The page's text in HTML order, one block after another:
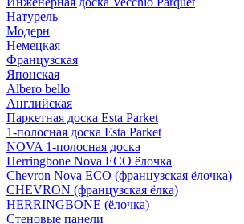
Натурель
Модерн
Немецкая
Французская
Японская
Albero bello
Английская
Паркетная доска Esta Parket
1-полосная доска Esta Parket
NOVA 1-полосная доска
Herringbone Nova ECO ёлочка
Chevron Nova ECO (французская ёлочка)
CHEVRON (французская ёлка)
HERRINGBONE (ёлочка)
Стеновые панели